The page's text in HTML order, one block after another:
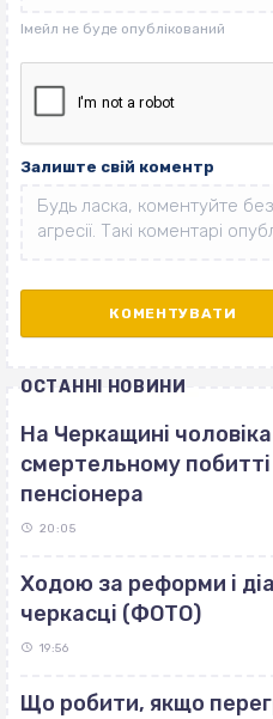
Залиште свій коментр
ОСТАННІ НОВИНИ
На Черкащині
смертельному побитті
пенсіонера
20:05
Ходою за реформи і
черкасці (ФОТО)
19:56
Що робити, якщо